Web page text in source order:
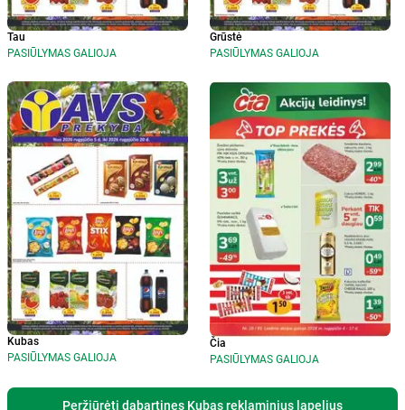
Tau
PASIŪLYMAS GALIOJA
Kubas
PASIŪLYMAS GALIOJA
Grūstė
PASIŪLYMAS GALIOJA
Čia
PASIŪLYMAS GALIOJA
Peržiūrėti dabartines Kubas reklaminius lapelius